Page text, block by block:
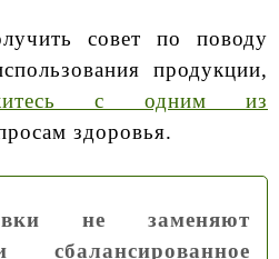
совет по поводу
продукции,
с одним из
здоровья.
не заменяют